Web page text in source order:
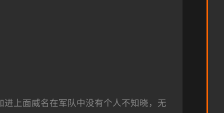
上面威名在军队中没有个人不知晓，无